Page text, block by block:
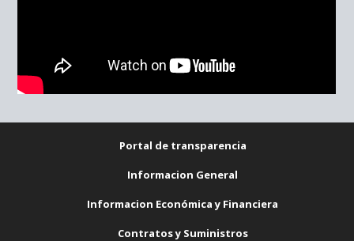
Portal de transparencia
Informacion General
Informacion Económica y Financiera
Contratos y Suministros